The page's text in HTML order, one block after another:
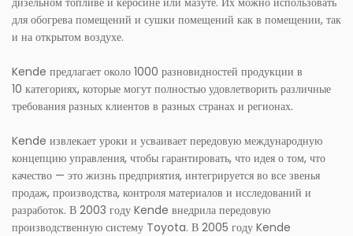
для обогрева помещений и сушки помещений как в помещении, так
и на открытом воздухе.
Kende предлагает около 1000 разновидностей продукции в
10 категориях, которые могут полностью удовлетворить различные
требования разных клиентов в разных странах и регионах.
Kende извлекает уроки и усваивает передовую международную
концепцию управления, чтобы гарантировать, что идея о том, что
качество — это жизнь предприятия, интегрируется во все звенья
продаж, производства, контроля материалов и исследований и
разработок. В 2003 году Kende внедрила передовую
производственную систему Toyota. В 2005 году Kende